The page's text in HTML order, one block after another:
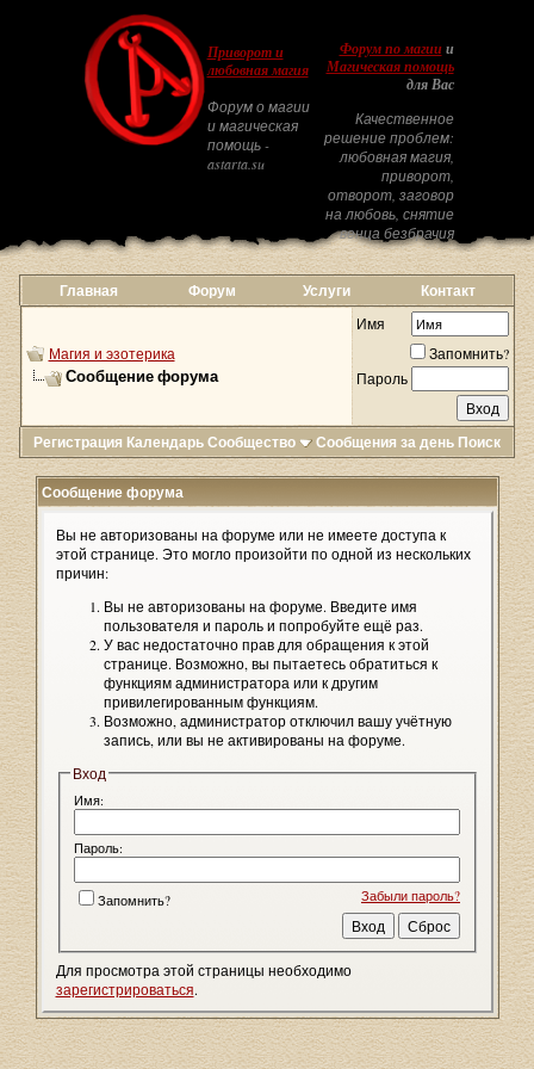
Приворот и
любовная магия
Форум о магии
и магическая
помощь -
astarta.su
Форум по магиии
Магическая помощь
для Вас
Качественное
решение проблем:
любовная магия,
приворот,
отворот, заговор
на любовь, снятие
венца безбрачия
Главная Форум Услуги Контакт
Магия и эзотерика
Сообщение форума
Имя
Запомнить?
Пароль
Регистрация КалендарьСообщество Сообщения за день Поиск
Сообщение форума
Вы не авторизованы на форуме или не имеете доступа к
этой странице. Это могло произойти по одной из нескольких
причин:
Вы не авторизованы на форуме. Введите имя
пользователя и пароль и попробуйте ещё раз.
У вас недостаточно прав для обращения к этой
странице. Возможно, вы пытаетесь обратиться к
функциям администратора или к другим
привилегированным функциям.
Возможно, администратор отключил вашу учётную
запись, или вы не активированы на форуме.
Вход
Имя:
Пароль:
Забыли пароль?
Запомнить?
Для просмотра этой страницы необходимо
зарегистрироваться.